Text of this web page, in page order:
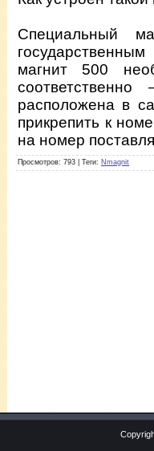
Специальный
магнит 500
расположена в
прикрепить к
на номер
Просмотров: 793 Теги: Nmagnit